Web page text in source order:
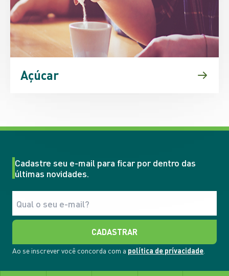
Açúcar
Cadastre seu e-mail para ficar por dentro das
últimas novidades.
CADASTRAR
Ao se inscrever você concorda com a política de prívacidade